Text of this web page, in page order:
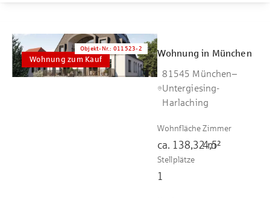
Wohnung zum Kauf
Objekt-Nr.: 011523-2
Wohnung in München
81545 München–
Untergiesing-
Harlaching
Wohnfläche
ca. 138,32m²
Zimmer
4,5
Stellplätze
1